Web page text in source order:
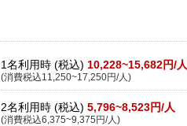
1名利用時 (税込) 10,228~15,682円/人
(消費税込11,250~17,250円/人)
2名利用時 (税込) 5,796~8,523円/人
(消費税込6,375~9,375円/人)